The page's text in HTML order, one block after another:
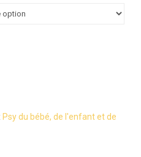
Psy du bébé, de l'enfant et de